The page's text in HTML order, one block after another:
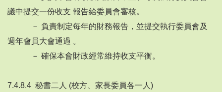
議中提交一份收支 報告給委員會審核。
－ 負責制定每年的財務報告，並提交執行委員會及
週年會員大會通過 。
－ 確保本會財政經常維持收支平衡。
7.4.8.4 秘書二人 (校方、家長委員各一人)